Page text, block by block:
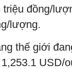
triệu đồng/
lượng.
thế giới
USD/